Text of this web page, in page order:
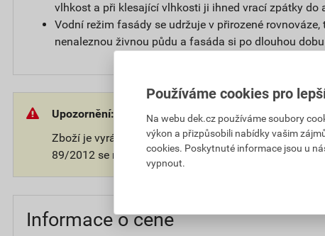
vlhkost a při klesající vlhkosti ji ihned vrací zpátky do
Vodní režim fasády se udržuje v přirozené rovnováze,
nenaleznou živnou půdu a fasáda si po dlouhou
Upozornění:
Zboží je vyráběno na přání zákazníka. V souladu s
89/2012 se na takové zboží nevztahuje 14-ti denní
Informace o ceně
Používáme cookies pro
Na webu dek.cz používáme soubory
výkon a přizpůsobili nabídky vašim
cookies. Poskytnuté informace jsou u
vypnout.